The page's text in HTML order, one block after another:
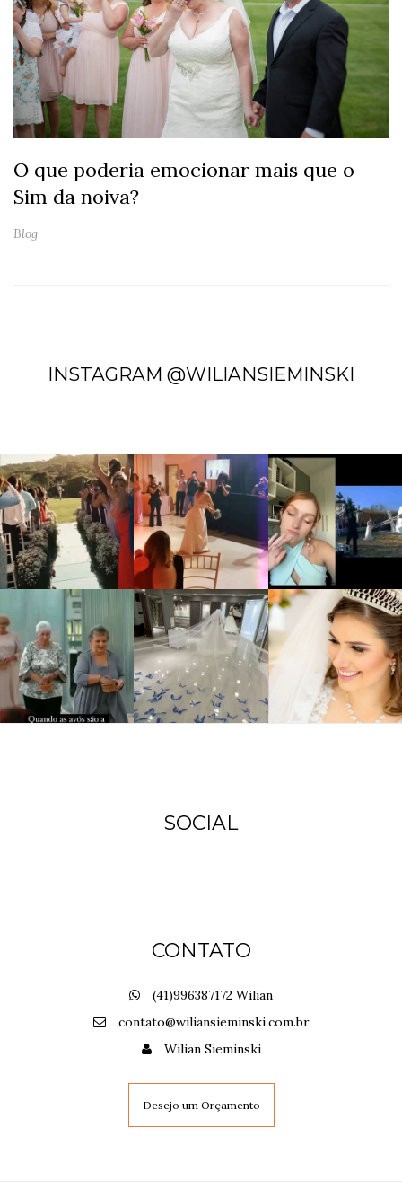
O que poderia emocionar mais que o
Sim da noiva?
Blog
INSTAGRAM @WILIANSIEMINSKI
SOCIAL
CONTATO
(41)996387172 Wilian
contato@wiliansieminski.com.br
Wilian Sieminski
Desejo um Orçamento